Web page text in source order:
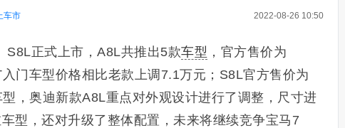
车市 2022-08-26 10:50
S8L正式上市，A8L共推出5款车型 ，官方售价为
门车型价格相比老款上调7.1万元；S8L官方售价为
，奥迪新款A8L重点对外观设计进行了调整，尺寸进
型，还对升级了整体配置，未来将继续竞争宝马7